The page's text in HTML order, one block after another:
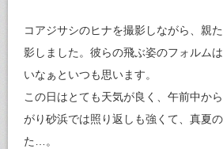
コアジサシのヒナを撮影しながら、親
影しました。彼らの飛ぶ姿のフォルム
いなぁといつも思います。
この日はとても天気が良く、午前中か
がり砂浜では照り返しも強くて、真夏
た…。